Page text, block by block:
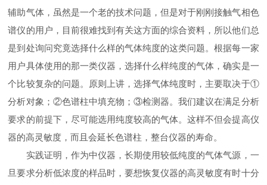
辅助气体，虽然是一个老的技术问题，但是对于刚刚接触气相色
谱仪的用户，目前很难找到有关这方面的综合资料，所以他们总
是到处询问究竟选择什么样的气体纯度的这类问题。根据每一家
用户具体使用的那一类仪器，选择什么样纯度的气体，确实是一
个比较复杂的问题。原则上讲，选择气体纯度时，主要取决于①
分析对象；②色谱柱中填充物；③检测器。我们建议在满足分析
要求的前提下，尽可能选用纯度较高的气体。这样不但会提高仪
器的高灵敏度，而且会延长色谱柱，整台仪器的寿命。
实践证明，作为中仪器，长期使用较低纯度的气体气源，一
旦要求分析低浓度的样品时，要想恢复仪器的高灵敏度有时十分